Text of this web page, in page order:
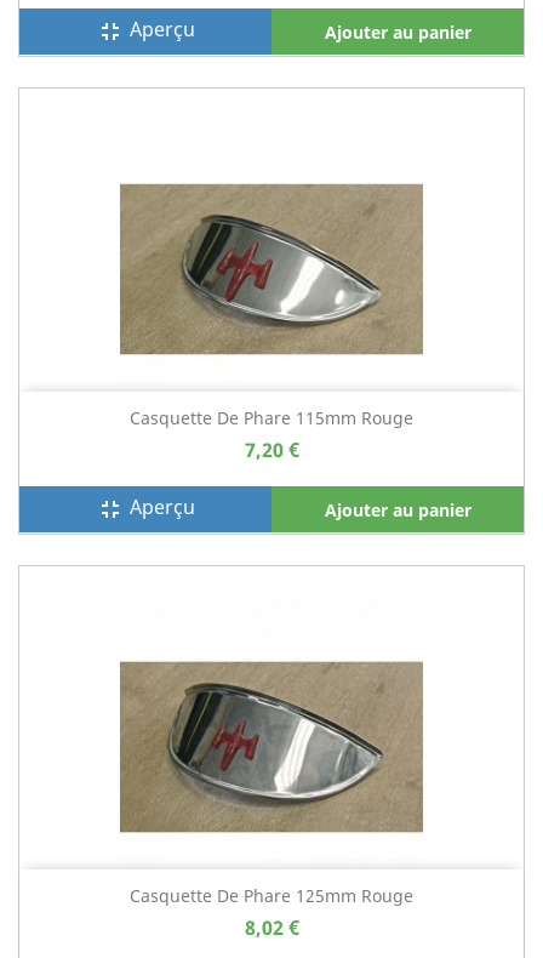
fullscreen_exit Aperçu Ajouter au panier
Casquette De Phare 115mm Rouge
7,20 €
fullscreen_exit Aperçu Ajouter au panier
Casquette De Phare 125mm Rouge
8,02 €